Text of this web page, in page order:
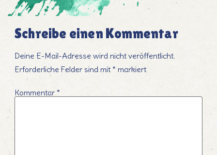
Schreibe einen Kommentar
Deine E-Mail-Adresse wird nicht veröffentlicht.
Erforderliche Felder sind mit * markiert
Kommentar *